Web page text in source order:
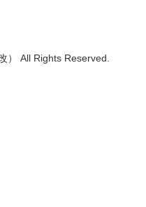
All Rights Reserved.